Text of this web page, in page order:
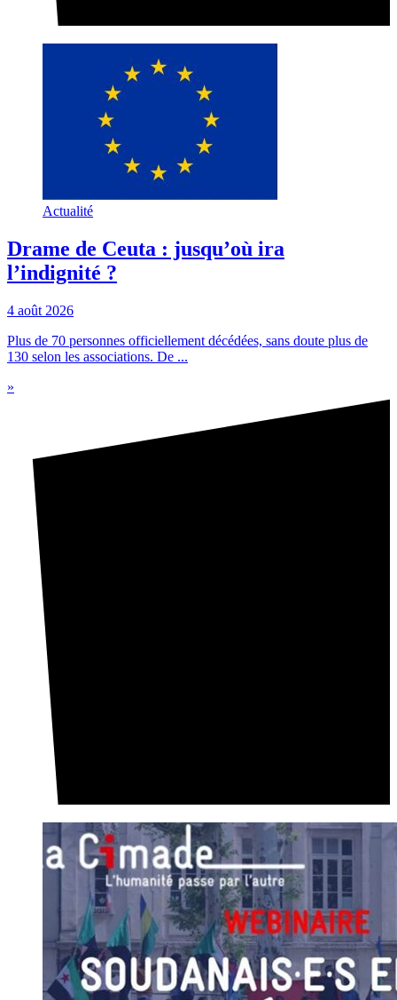
Actualité
Drame de Ceuta : jusqu’où ira
l’indignité ?
4 août 2026
Plus de 70 personnes officiellement décédées, sans doute plus de
130 selon les associations. De ...
»